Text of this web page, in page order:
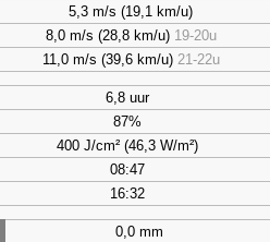
5,3 m/s (19,1 km/u)
8,0 m/s (28,8 km/u) 19-20u
11,0 m/s (39,6 km/u) 21-22u
6,8 uur
87%
400 J/cm² (46,3 W/m²)
08:47
16:32
0,0 mm